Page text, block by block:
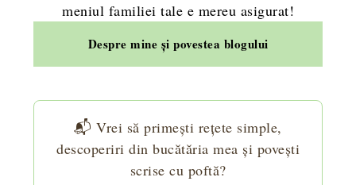
meniul familiei tale e mereu asigurat!
Despre mine și povestea blogului
📬 Vrei să primești rețete simple,
descoperiri din bucătăria mea și povești
scrise cu poftă?